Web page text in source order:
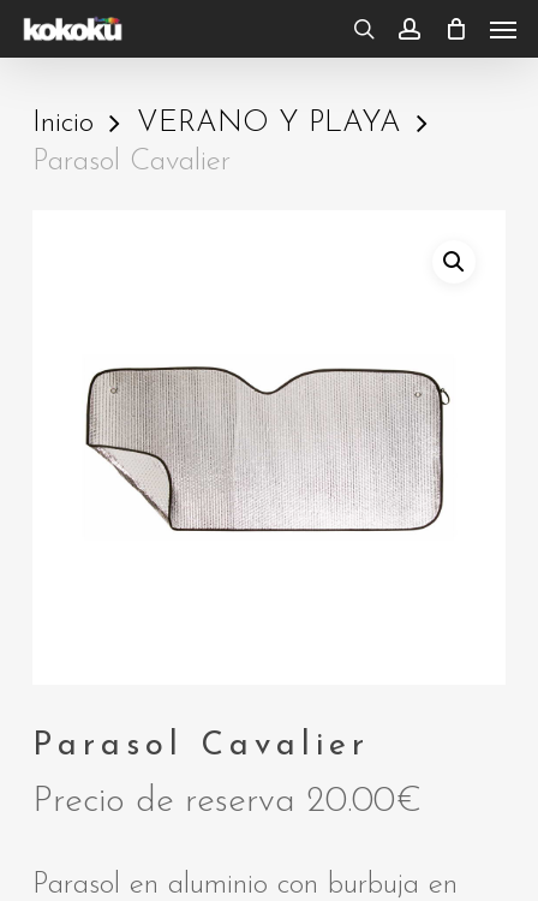
Skip
to
content
searchaccount
Inicio
VERANO Y PLAYA
Parasol Cavalier
Parasol Cavalier
Precio de reserva 20.00€
Parasol en aluminio con burbuja en